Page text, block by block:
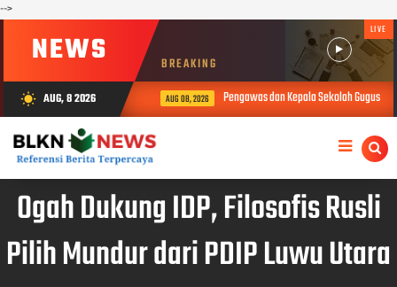
-->
NEWS BREAKING
LIVE
wb_sunny AUG, 8 2026 AUG 08, 2026 Pengawas dan Kepala Sekolah Gugus 1
Ogah Dukung IDP, Filosofis Rusli
Pilih Mundur dari PDIP Luwu Utara